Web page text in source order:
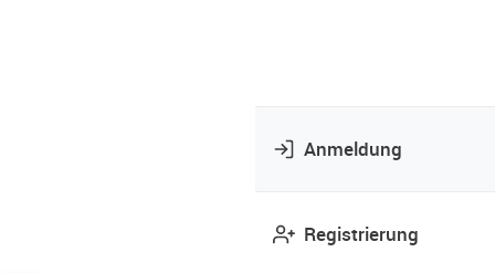
Anmeldung
Registrierung